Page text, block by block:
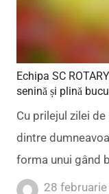
Echipa SC
senină și plină
Cu prilejul zilei
dintre
forma unui gând
28